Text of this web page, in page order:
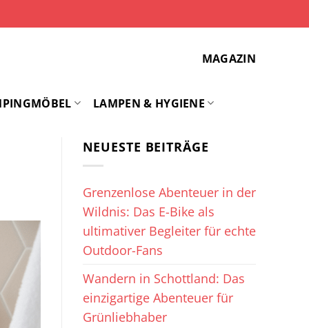
MAGAZIN
LAMPEN & HYGIENE
NEUESTE BEITRÄGE
Grenzenlose Abenteuer in der
Wildnis: Das E-Bike als
ultimativer Begleiter für echte
Outdoor-Fans
Wandern in Schottland: Das
einzigartige Abenteuer für
Grünliebhaber